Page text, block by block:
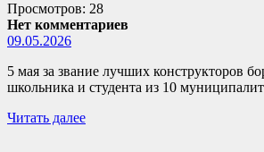
Просмотров: 28
Нет комментариев
09.05.2026
5 мая за звание лучших конструкторов
школьника и студента из 10
Читать далее